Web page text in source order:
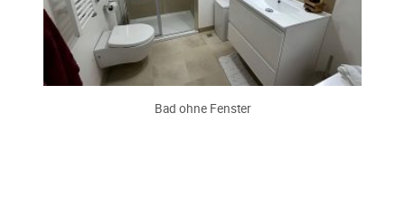
Bad ohne Fenster